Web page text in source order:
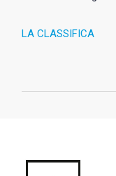
LA CLASSIFICA